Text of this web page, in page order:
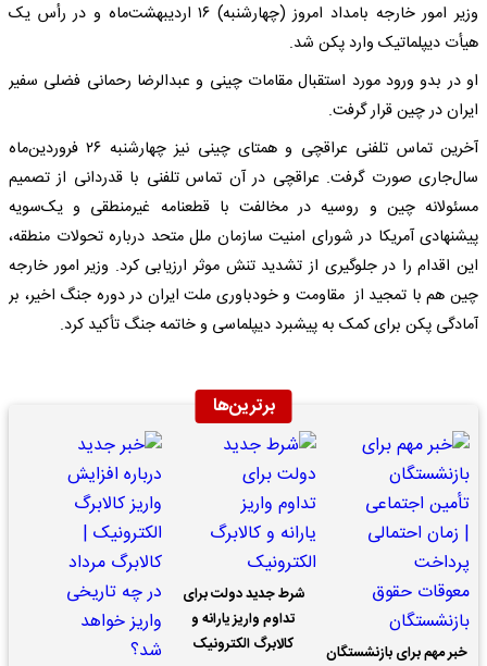
وزیر امور خارجه بامداد امروز (چهارشنبه) ۱۶ اردیبهشت‌ماه و در رأس یک
هیأت دیپلماتیک وارد پکن شد.
او در بدو ورود مورد استقبال مقامات چینی و عبدالرضا رحمانی فضلی سفیر
ایران در چین قرار گرفت.
آخرین تماس تلفنی عراقچی و همتای چینی نیز چهارشنبه ۲۶ فروردین‌ماه
سال‌جاری صورت گرفت. عراقچی در آن تماس تلفنی با قدردانی از تصمیم
مسئولانه چین و روسیه در مخالفت با قطعنامه غیرمنطقی و یک‌سویه
پیشنهادی آمریکا در شورای امنیت سازمان ملل متحد درباره تحولات منطقه،
این اقدام را در جلوگیری از تشدید تنش‌ موثر ارزیابی کرد. وزیر امور خارجه
چین هم با تمجید از مقاومت و خودباوری ملت ایران در دوره جنگ اخیر، بر
آمادگی پکن برای کمک به پیشبرد دیپلماسی و خاتمه جنگ تأکید کرد.
برترین‌ها
خبر مهم برای بازنشستگان
شرط جدید دولت برای
تداوم واریز یارانه و
کالابرگ الکترونیک